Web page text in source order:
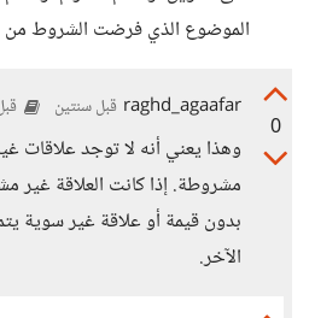
الموضوع الذي فرضت الشروط من
0
raghd_agaafar قبل سنتين
وهذا يعني أنه لا توجد علاقات
مشروطة. إذا كانت العلاقة غير
بدون قيمة أو علاقة غير سوية
الآخر.